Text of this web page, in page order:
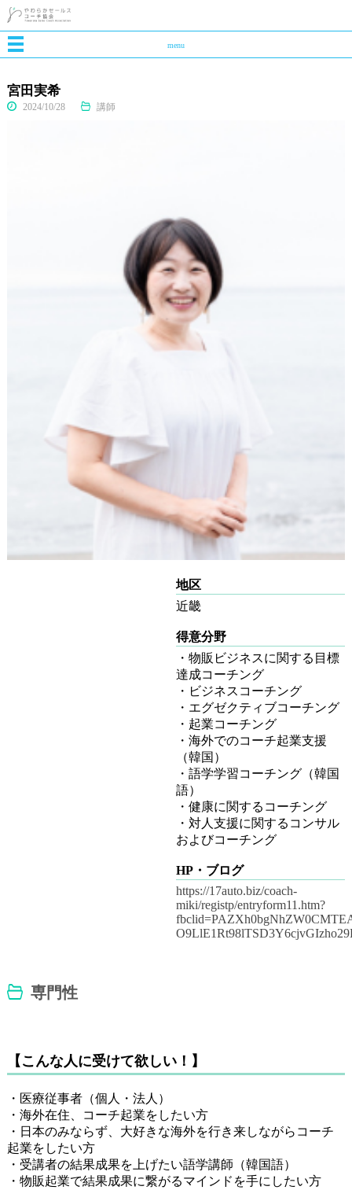
menu
宮田実希
2024/10/28 講師
地区
近畿
得意分野
・物販ビジネスに関する目標
達成コーチング
・ビジネスコーチング
・エグゼクティブコーチング
・起業コーチング
・海外でのコーチ起業支援
（韓国）
・語学学習コーチング（韓国
語）
・健康に関するコーチング
・対人支援に関するコンサル
およびコーチング
HP・ブログ
https://17auto.biz/coach-
miki/registp/entryform11.htm?
専門性
【こんな人に受けて欲しい！】
・医療従事者（個人・法人）
・海外在住、コーチ起業をしたい方
・日本のみならず、大好きな海外を行き来しながらコーチ
起業をしたい方
・受講者の結果成果を上げたい語学講師（韓国語）
・物販起業で結果成果に繋がるマインドを手にしたい方